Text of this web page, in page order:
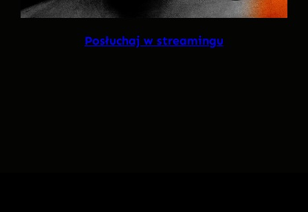
Posłuchaj w streamingu